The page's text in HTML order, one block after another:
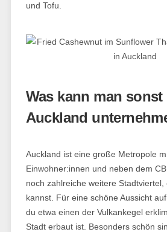
und Tofu.
Was kann man
Auckland
Auckland ist eine große Metropole
Einwohner:innen und neben dem
noch zahlreiche weitere
kannst. Für eine schöne Aussicht
du etwa einen der Vulkankegel
Stadt erbaut ist. Besonders schön